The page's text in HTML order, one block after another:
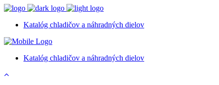
Katalóg chladičov a náhradných dielov
Katalóg chladičov a náhradných dielov